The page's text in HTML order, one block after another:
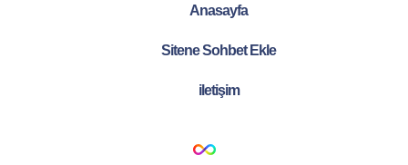
Anasayfa
Sitene Sohbet Ekle
iletişim